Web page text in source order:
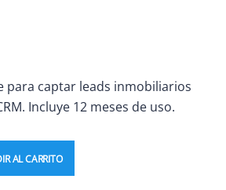
para captar leads inmobiliarios
Incluye 12 meses de uso.
AL CARRITO